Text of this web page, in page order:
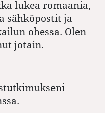
lukea romaania,
sähköpostit ja
ohessa. Olen
jotain.